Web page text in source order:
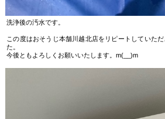
洗浄後の汚水です。
この度はおそうじ本舗川越北店をリピートしていた
た。
今後ともよろしくお願いいたします。m(__)m